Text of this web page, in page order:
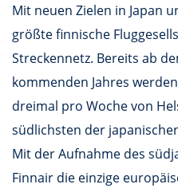
Mit neuen Zielen in Japan
größte finnische
Streckennetz. Bereits ab
kommenden Jahres
dreimal pro Woche von
südlichsten der
Mit der Aufnahme des
Finnair die einzige